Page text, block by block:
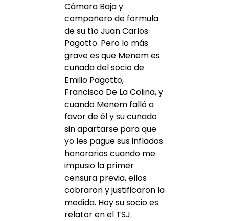
Cámara Baja y
compañero de formula
de su tío Juan Carlos
Pagotto. Pero lo más
grave es que Menem es
cuñada del socio de
Emilio Pagotto,
Francisco De La Colina, y
cuando Menem falló a
favor de él y su cuñado
sin apartarse para que
yo les pague sus inflados
honorarios cuando me
impusio la primer
censura previa, ellos
cobraron y justificaron la
medida. Hoy su socio es
relator en el TSJ.